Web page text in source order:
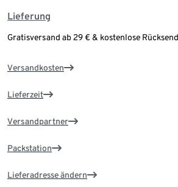
Lieferung
Gratisversand ab 29 € & kostenlose
Versandkosten
Lieferzeit
Versandpartner
Packstation
Lieferadresse ändern